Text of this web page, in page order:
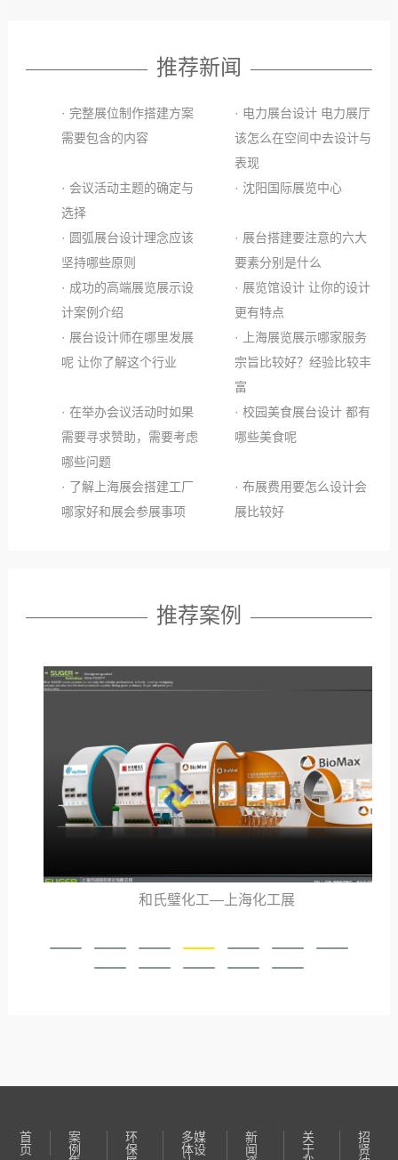
推荐新闻
· 完整展位制作搭建方案
需要包含的内容
· 电力展台设计 电力展厅
该怎么在空间中去设计与
表现
· 会议活动主题的确定与
选择
· 沈阳国际展览中心
· 圆弧展台设计理念应该
坚持哪些原则
· 展台搭建要注意的六大
要素分别是什么
· 成功的高端展览展示设
计案例介绍
· 展览馆设计 让你的设计
更有特点
· 展台设计师在哪里发展
呢 让你了解这个行业
· 上海展览展示哪家服务
宗旨比较好？经验比较丰
富
· 在举办会议活动时如果
需要寻求赞助，需要考虑
哪些问题
· 校园美食展台设计 都有
哪些美食呢
· 了解上海展会搭建工厂
哪家好和展会参展事项
· 布展费用要怎么设计会
展比较好
推荐案例
和氏璧化工—上海化工展
首
页
案
例
环
保
多媒
体设
新
闻
关
于
招
贤